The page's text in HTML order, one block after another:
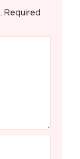
Required